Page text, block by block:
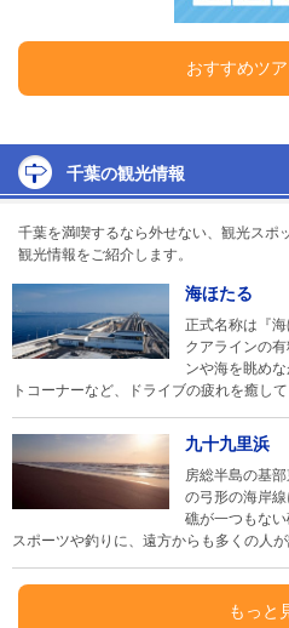
おすすめツ
千葉の観光情報
千葉を満喫するなら外せない、観光スポ
観光情報をご紹介します。
海ほたる
正式名称は『
クアラインの
ンや海を眺め
トコーナーなど、ドライブの疲れを癒し
九十九里浜
房総半島の基
の弓形の海岸
礁が一つもな
スポーツや釣りに、遠方からも多くの人が
もっと